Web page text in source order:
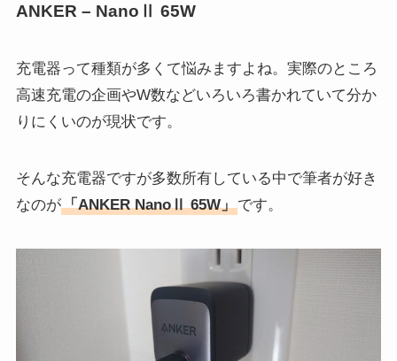
ANKER – NanoⅡ 65W
充電器って種類が多くて悩みますよね。実際のところ
高速充電の企画やW数などいろいろ書かれていて分か
りにくいのが現状です。
そんな充電器ですが多数所有している中で筆者が好き
なのが「ANKER NanoⅡ 65W」です。